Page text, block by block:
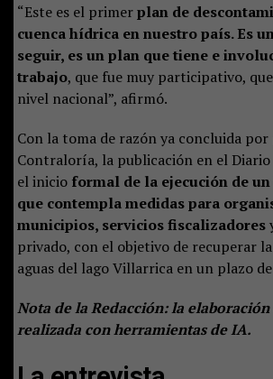
“Este es el primerplan de
cuenca hídrica en nuestro país. Es
seguir, es un plan que tiene e
trabajo, que fue muy participativo,
nivel nacional”, afirmó.
Con la toma de razón ya concluida
Contraloría, la publicación en el
el inicio formal de la ejecución de
que contempla medidas para
municipios, servicios fiscalizadores
privado, con el objetivo de recuperar
aguas del lago Villarrica en un plazo
Nota de la Redacción: la
realizada con herramientas de IA.